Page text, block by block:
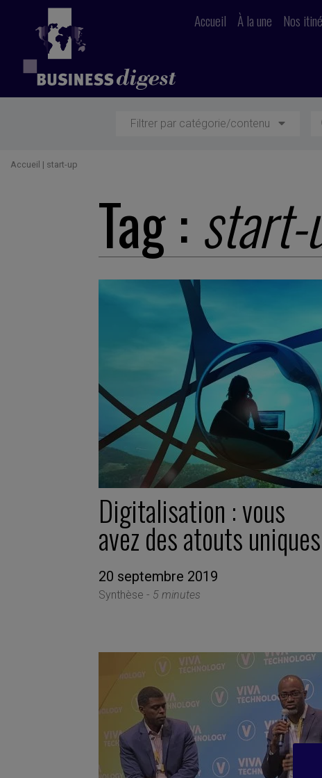
Accueil À la une Nos
Filtrer par catégorie/contenu
Accueil | start-up
Tag : start-
Digitalisation : vous
avez des atouts uniques
20 septembre 2019
Synthèse - 5 minutes